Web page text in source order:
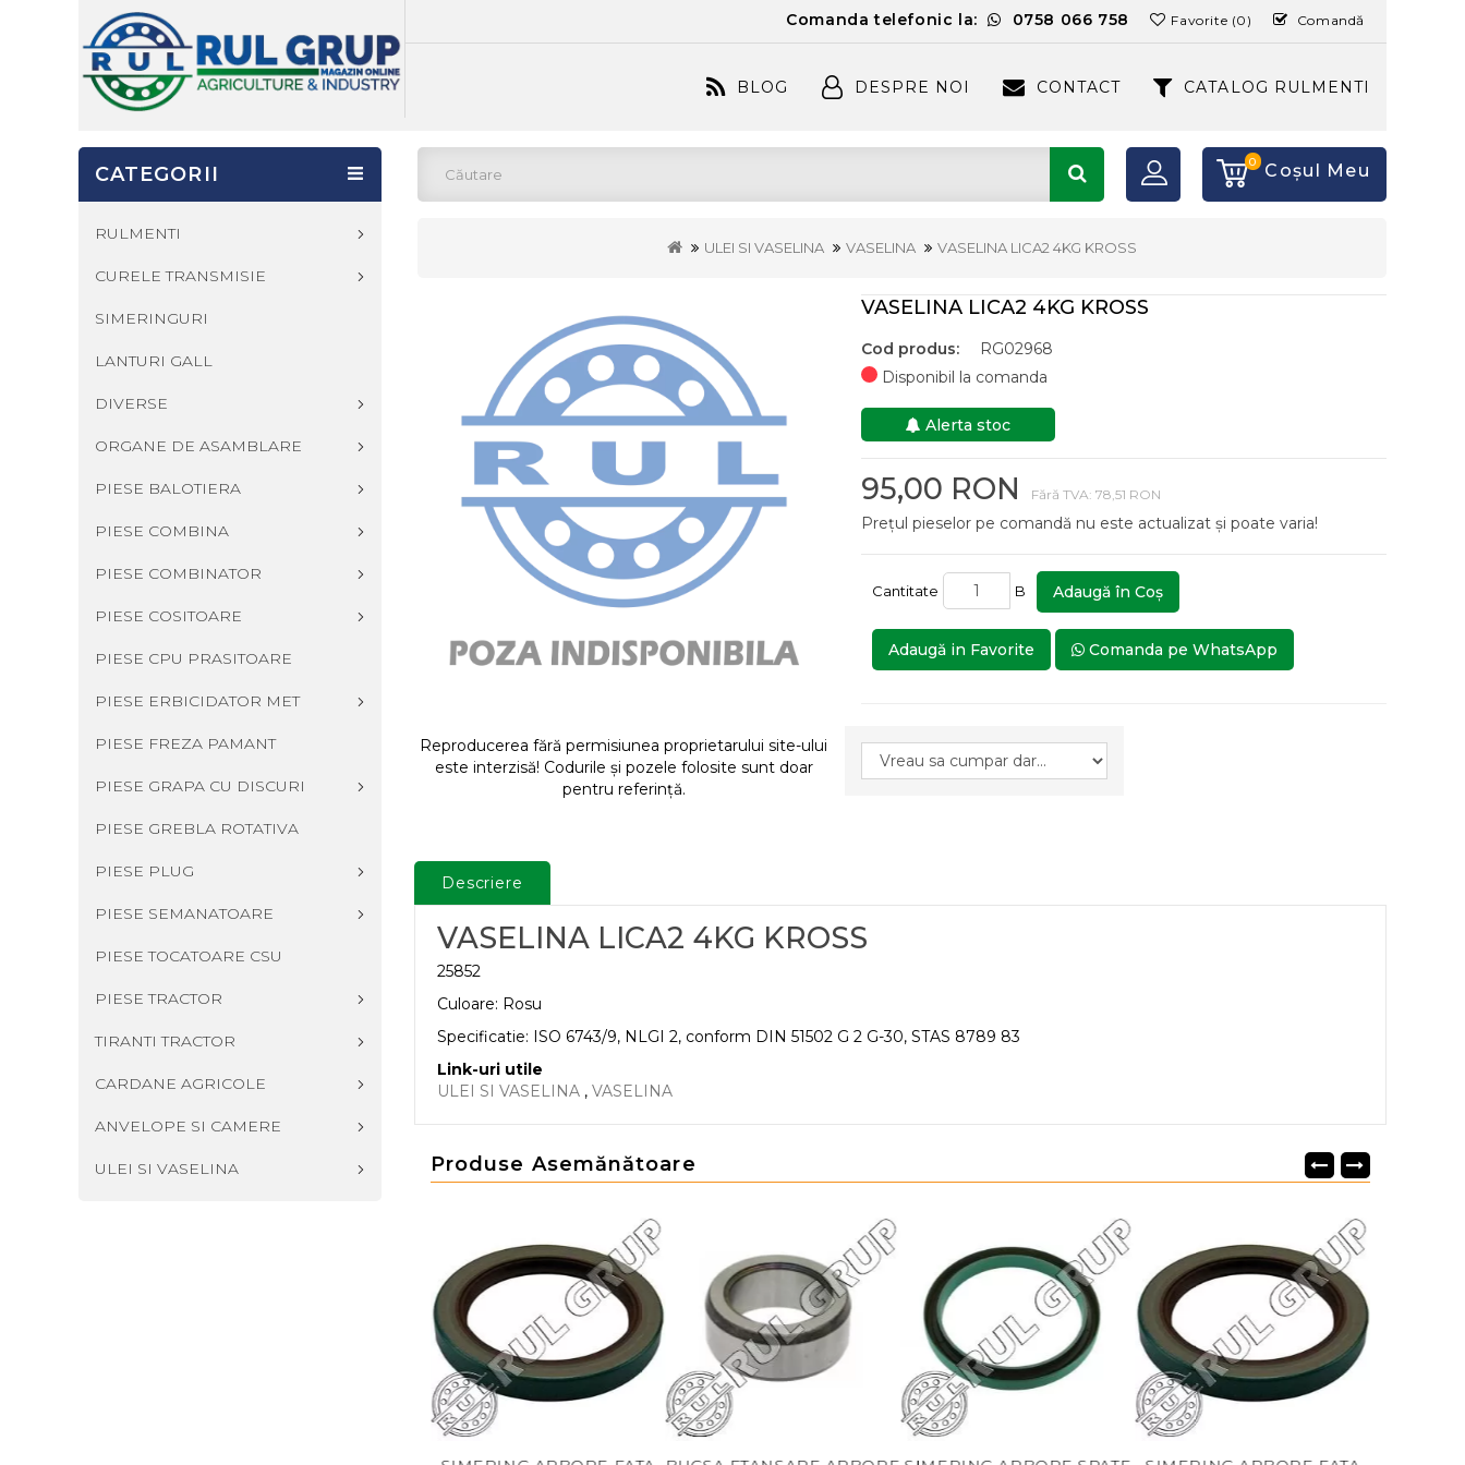
Comanda telefonic la: 0758 066 758 Favorite (0) Comandă
BLOG DESPRE NOI CONTACT CATALOG RULMENTI
0 Coşul Meu
ULEI SI VASELINA VASELINA VASELINA LICA2 4KG KROSS
CATEGORII
RULMENTI
CURELE TRANSMISIE
SIMERINGURI
LANTURI GALL
DIVERSE
ORGANE DE ASAMBLARE
PIESE BALOTIERA
PIESE COMBINA
PIESE COMBINATOR
PIESE COSITOARE
PIESE CPU PRASITOARE
PIESE ERBICIDATOR MET
PIESE FREZA PAMANT
PIESE GRAPA CU DISCURI
PIESE GREBLA ROTATIVA
PIESE PLUG
PIESE SEMANATOARE
PIESE TOCATOARE CSU
PIESE TRACTOR
TIRANTI TRACTOR
CARDANE AGRICOLE
ANVELOPE SI CAMERE
ULEI SI VASELINA
Reproducerea fără permisiunea proprietarului site-ului
este interzisă! Codurile și pozele folosite sunt doar
pentru referință.
VASELINA LICA2 4KG KROSS
Cod produs:
RG02968
Disponibil la comanda
Alerta stoc
95,00 RON Fără TVA: 78,51 RON
Prețul pieselor pe comandă nu este actualizat și poate varia!
Cantitate B Adaugă în Coş
Adaugă in Favorite Comanda pe WhatsApp
Descriere
VASELINA LICA2 4KG KROSS
25852
Culoare: Rosu
Specificatie: ISO 6743/9, NLGI 2, conform DIN 51502 G 2 G-30, STAS 8789 83
Link-uri utile
ULEI SI VASELINA , VASELINA
Produse Asemănătoare